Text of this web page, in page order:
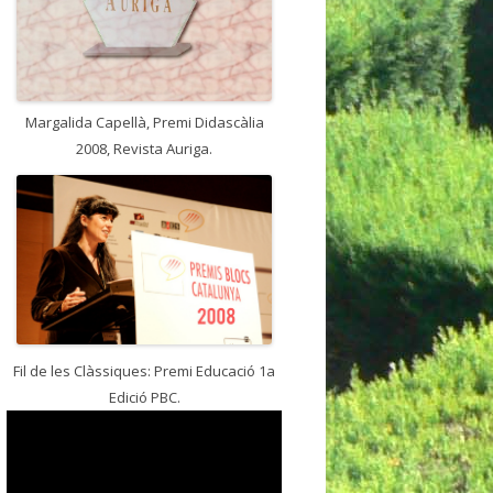
Margalida Capellà, Premi Didascàlia
2008, Revista Auriga.
Fil de les Clàssiques: Premi Educació 1a
Edició PBC.